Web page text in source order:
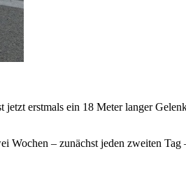
erstmals ein 18 Meter langer
– zunächst jeden zweiten Tag